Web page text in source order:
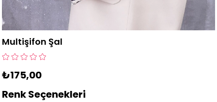
Multişifon Şal
₺175,00
Renk Seçenekleri